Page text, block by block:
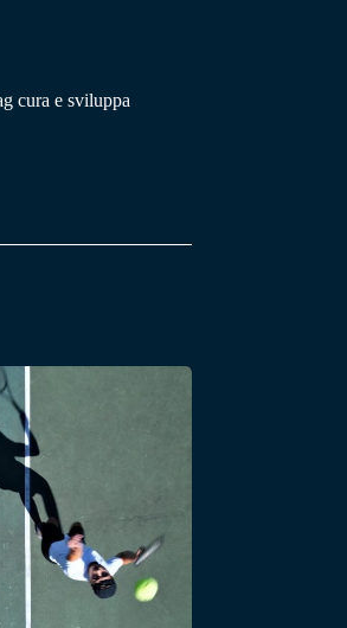
cura e sviluppa